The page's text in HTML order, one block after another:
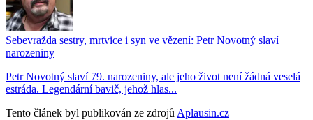
Sebevražda sestry, mrtvice i syn ve vězení: Petr Novotný slaví
narozeniny
Petr Novotný slaví 79. narozeniny, ale jeho život není žádná veselá
estráda. Legendární bavič, jehož hlas...
Tento článek byl publikován ze zdrojů Aplausin.cz